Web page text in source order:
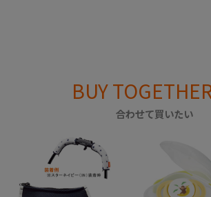
BUY
合わせて買いたい